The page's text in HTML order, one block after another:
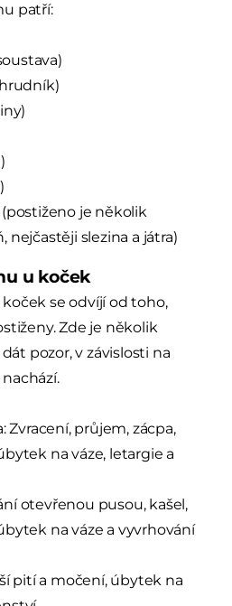
patří:
je několik
nejčastěji slezina a játra)
u koček
se odvíjí od toho,
Zde je několik
pozor, v závislosti na
Zvracení, průjem, zácpa,
na váze, letargie a
otevřenou pusou, kašel,
na váze a vyvrhování
pití a močení, úbytek na